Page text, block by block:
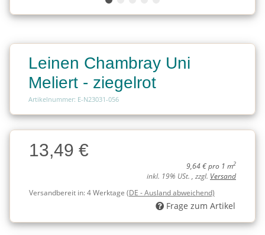
Leinen Chambray Uni
Meliert - ziegelrot
Artikelnummer: E-N23031-056
Charge
Charge13,49 €
9,64 € pro 1 m2
inkl. 19% USt. , zzgl. Versand
Versandbereit in:4 Werktage (DE - Ausland abweichend)
Frage zum Artikel